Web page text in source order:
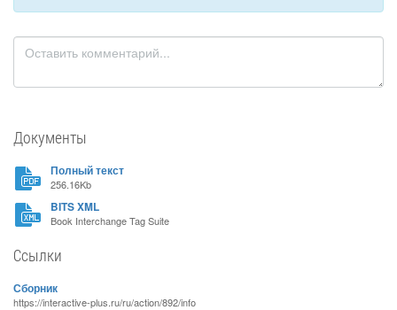
Документы
Полный текст
256.16Kb
BITS XML
Book Interchange Tag Suite
Ссылки
Сборник
https://interactive-plus.ru/ru/action/892/info